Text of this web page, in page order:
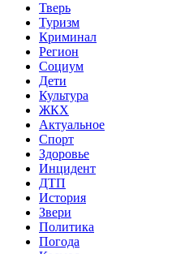
Тверь
Туризм
Криминал
Регион
Социум
Дети
Культура
ЖКХ
Актуальное
Спорт
Здоровье
Инцидент
ДТП
История
Звери
Политика
Погода